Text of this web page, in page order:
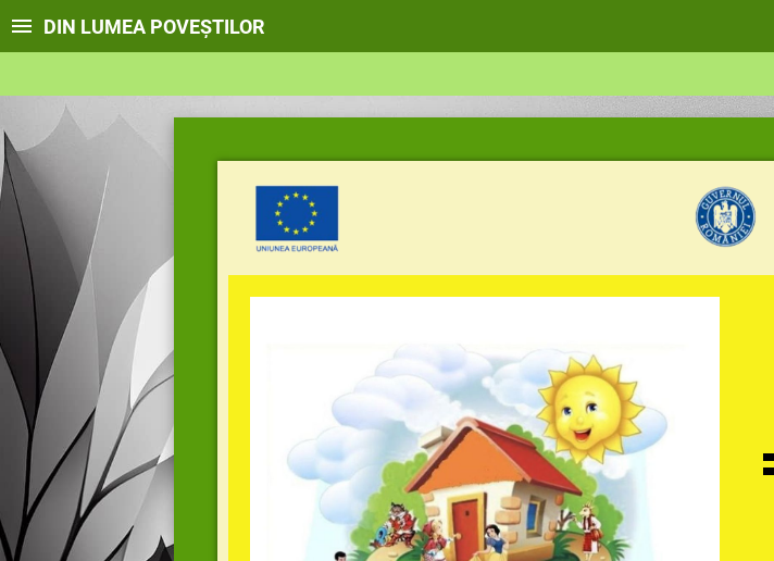
DIN LUMEA POVEȘTILOR